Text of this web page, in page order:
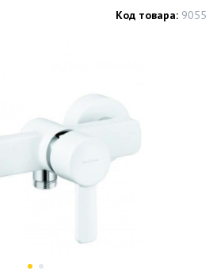
Код товара: 9055